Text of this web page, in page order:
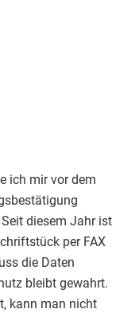
ich mir vor dem
diesem Jahr ist
per FAX
die Daten
bleibt gewahrt.
kann man nicht